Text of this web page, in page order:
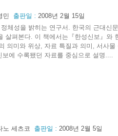
민 출판일 : 2008년 2월 15일
체성을 밝히는 연구서. 한국의 근대신
살펴본다. 이 책에서는『한성신보』와
의미와 위상, 자료 특질과 의미, 서사물
에 수록됐던 자료를 중심으로 설명....
노 세츠코 출판일 : 2008년 2월 5일